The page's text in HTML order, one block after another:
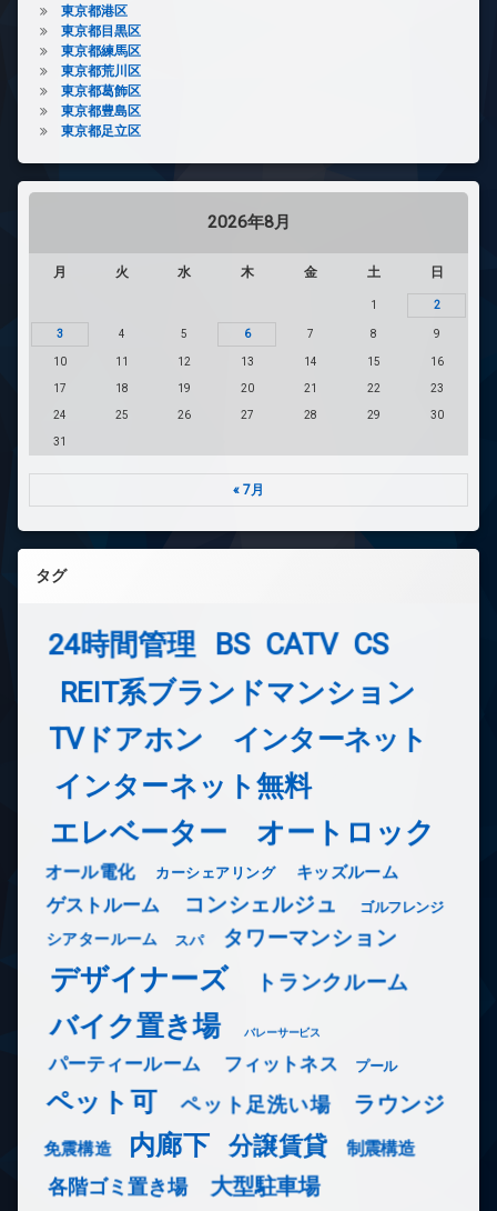
東京都港区
東京都目黒区
東京都練馬区
東京都荒川区
東京都葛飾区
東京都豊島区
東京都足立区
2026年8月
月 火 水 木 金 土 日
1 2
3 4 5 6 7 8 9
10 11 12 13 14 15 16
17 18 19 20 21 22 23
24 25 26 27 28 29 30
31
« 7月
タグ
24時間管理 BS CATV CS
REIT系ブランドマンション
TVドアホン インターネット
インターネット無料
エレベーター オートロック
オール電化 カーシェアリング キッズルーム
ゲストルーム コンシェルジュ ゴルフレンジ
シアタールーム スパ タワーマンション
デザイナーズ トランクルーム
バイク置き場 バレーサービス
パーティールーム フィットネス プール
ペット可 ペット足洗い場 ラウンジ
免震構造 内廊下 分譲賃貸 制震構造
各階ゴミ置き場 大型駐車場